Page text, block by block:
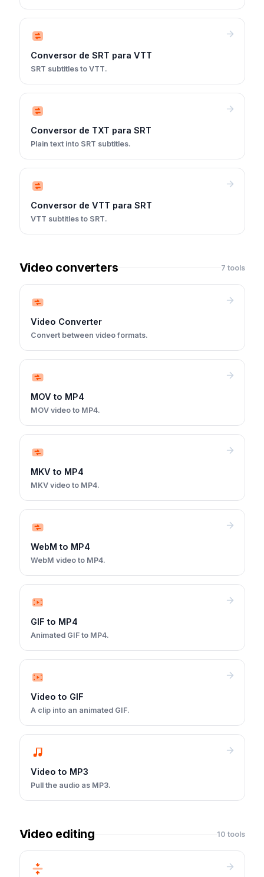
Conversor de SRT para VTT
SRT subtitles to VTT.
Conversor de TXT para SRT
Plain text into SRT subtitles.
Conversor de VTT para SRT
VTT subtitles to SRT.
Video converters 7 tools
Video Converter
Convert between video formats.
MOV to MP4
MOV video to MP4.
MKV to MP4
MKV video to MP4.
WebM to MP4
WebM video to MP4.
GIF to MP4
Animated GIF to MP4.
Video to GIF
A clip into an animated GIF.
Video to MP3
Pull the audio as MP3.
Video editing 10 tools